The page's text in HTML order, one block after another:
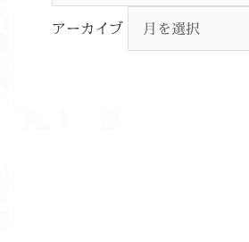
アーカイブ